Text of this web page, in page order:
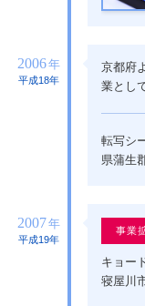
2006年
平成18年
京都府
業とし
転写シ
県蒲生
2007年
平成19年
事業
キョー
寝屋川